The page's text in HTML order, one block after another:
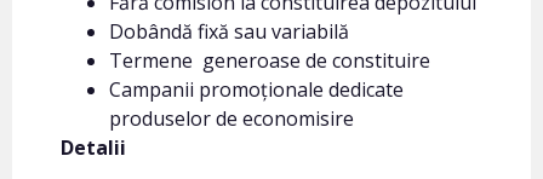
Dobândă fixă sau variabilă
Termene generoase de constituire
Campanii promoționale dedicate
produselor de economisire
Detalii